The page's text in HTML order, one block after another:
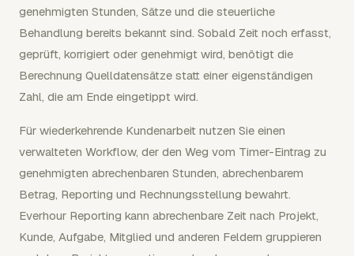
genehmigten Stunden, Sätze und die steuerliche
Behandlung bereits bekannt sind. Sobald Zeit noch erfasst,
geprüft, korrigiert oder genehmigt wird, benötigt die
Berechnung Quelldatensätze statt einer eigenständigen
Zahl, die am Ende eingetippt wird.
Für wiederkehrende Kundenarbeit nutzen Sie einen
verwalteten Workflow, der den Weg vom Timer-Eintrag zu
genehmigten abrechenbaren Stunden, abrechenbarem
Betrag, Reporting und Rechnungsstellung bewahrt.
Everhour Reporting kann abrechenbare Zeit nach Projekt,
Kunde, Aufgabe, Mitglied und anderen Feldern gruppieren